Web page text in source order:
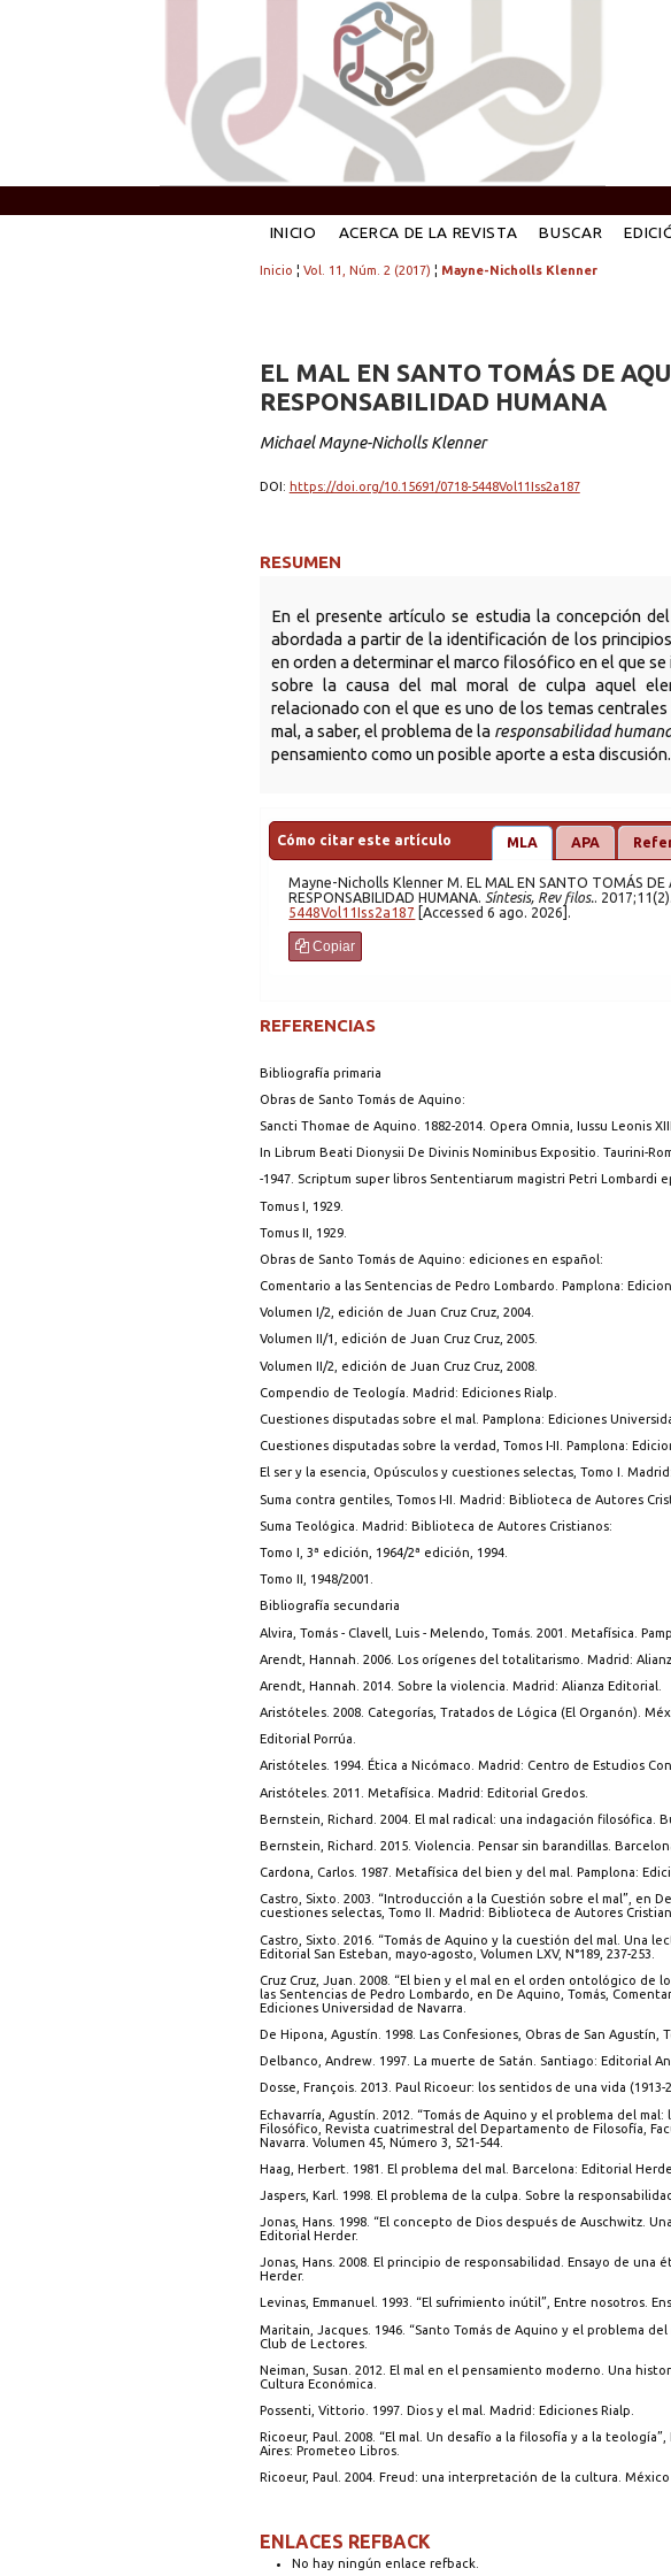
INICIO ACERCA DE LA REVISTA BUSCAR
Inicio ¦ Vol. 11, Núm. 2 (2017) ¦ Mayne-Nicholls Klenner
EL MAL EN SANTO TOMÁS DE
RESPONSABILIDAD HUMANA
Michael Mayne-Nicholls Klenner
DOI: https://doi.org/10.15691/0718-5448Vol11Iss2a187
RESUMEN
En el presente artículo se estudia la concepción
abordada a partir de la identificación de los
en orden a determinar el marco filosófico en el que
sobre la causa del mal moral de culpa aquel
relacionado con el que es uno de los temas
mal, a saber, el problema de la responsabilidad
pensamiento como un posible aporte a esta discusión.
Cómo citar este artículo MLA APA
Mayne-Nicholls Klenner M. EL MAL EN SANTO TOMÁS DE AQUINO Y EL PROBLEMA DE LA
RESPONSABILIDAD HUMANA. Síntesis, Rev filos.
5448Vol11Iss2a187
[Accessed 6 ago. 2026].
Copiar
REFERENCIAS
Bibliografía primaria
Obras de Santo Tomás de Aquino:
Sancti Thomae de Aquino. 1882-2014. Opera Omnia, Iussu Leonis
In Librum Beati Dionysii De Divinis Nominibus Expositio. Taurini-
-1947. Scriptum super libros Sententiarum magistri Petri Lombardi
Tomus I, 1929.
Tomus II, 1929.
Obras de Santo Tomás de Aquino: ediciones en español:
Comentario a las Sentencias de Pedro Lombardo. Pamplona:
Volumen I/2, edición de Juan Cruz Cruz, 2004.
Volumen II/1, edición de Juan Cruz Cruz, 2005.
Volumen II/2, edición de Juan Cruz Cruz, 2008.
Compendio de Teología. Madrid: Ediciones Rialp.
Cuestiones disputadas sobre el mal. Pamplona: Ediciones
Cuestiones disputadas sobre la verdad, Tomos I-II. Pamplona:
El ser y la esencia, Opúsculos y cuestiones selectas, Tomo I.
Suma contra gentiles, Tomos I-II. Madrid: Biblioteca de Autores
Suma Teológica. Madrid: Biblioteca de Autores Cristianos:
Tomo I, 3ª edición, 1964/2ª edición, 1994.
Tomo II, 1948/2001.
Bibliografía secundaria
Alvira, Tomás - Clavell, Luis - Melendo, Tomás. 2001. Metafísica.
Arendt, Hannah. 2006. Los orígenes del totalitarismo. Madrid:
Arendt, Hannah. 2014. Sobre la violencia. Madrid: Alianza Editorial.
Aristóteles. 2008. Categorías, Tratados de Lógica (El Organón).
Editorial Porrúa.
Aristóteles. 1994. Ética a Nicómaco. Madrid: Centro de Estudios
Aristóteles. 2011. Metafísica. Madrid: Editorial Gredos.
Bernstein, Richard. 2004. El mal radical: una indagación filosófica.
Bernstein, Richard. 2015. Violencia. Pensar sin barandillas.
Cardona, Carlos. 1987. Metafísica del bien y del mal. Pamplona:
Castro, Sixto. 2003. “Introducción a la Cuestión sobre el mal”, en
cuestiones selectas, Tomo II. Madrid: Biblioteca de Autores
Castro, Sixto. 2016. “Tomás de Aquino y la cuestión del mal. Una
Editorial San Esteban, mayo-agosto, Volumen LXV, N°189, 237-253.
Cruz Cruz, Juan. 2008. “El bien y el mal en el orden ontológico de
las Sentencias de Pedro Lombardo, en De Aquino, Tomás,
Ediciones Universidad de Navarra.
De Hipona, Agustín. 1998. Las Confesiones, Obras de San Agustín,
Delbanco, Andrew. 1997. La muerte de Satán. Santiago: Editorial
Dosse, François. 2013. Paul Ricoeur: los sentidos de una vida
Echavarría, Agustín. 2012. “Tomás de Aquino y el problema del
Filosófico, Revista cuatrimestral del Departamento de Filosofía,
Navarra. Volumen 45, Número 3, 521-544.
Haag, Herbert. 1981. El problema del mal. Barcelona: Editorial
Jaspers, Karl. 1998. El problema de la culpa. Sobre la
Jonas, Hans. 1998. “El concepto de Dios después de Auschwitz.
Editorial Herder.
Jonas, Hans. 2008. El principio de responsabilidad. Ensayo de una
Herder.
Levinas, Emmanuel. 1993. “El sufrimiento inútil”, Entre nosotros.
Maritain, Jacques. 1946. “Santo Tomás de Aquino y el problema
Club de Lectores.
Neiman, Susan. 2012. El mal en el pensamiento moderno. Una
Cultura Económica.
Possenti, Vittorio. 1997. Dios y el mal. Madrid: Ediciones Rialp.
Ricoeur, Paul. 2008. “El mal. Un desafío a la filosofía y a la
Aires: Prometeo Libros.
Ricoeur, Paul. 2004. Freud: una interpretación de la cultura. México
ENLACES REFBACK
No hay ningún enlace refback.